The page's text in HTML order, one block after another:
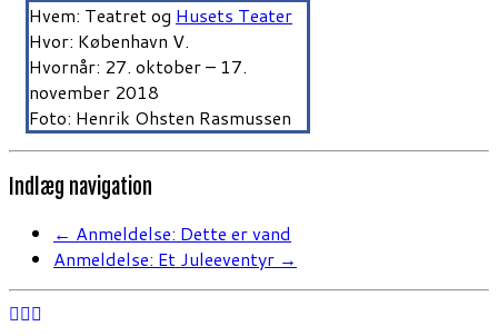
Hvem: Teatret og Husets Teater
Hvor: København V.
Hvornår: 27. oktober – 17.
november 2018
Foto: Henrik Ohsten Rasmussen
Indlæg navigation
← Anmeldelse: Dette er vand
Anmeldelse: Et Juleeventyr →